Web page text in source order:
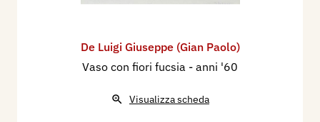
De Luigi Giuseppe (Gian Paolo)
Vaso con fiori fucsia - anni '60
Visualizza scheda